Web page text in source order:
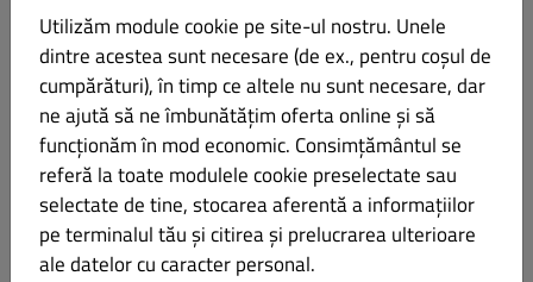
Umsatzsteuergesetz:
VAT:
ggf. Geschäftsführer:
Verantwortlicher gemäß § 55 Abs.2 RStV
Plattform der EU-Kommission zur Online-
Utilizăm module cookie pe site-ul nostru. Unele
dintre acestea sunt necesare (de ex., pentru coșul de
cumpărături), în timp ce altele nu sunt necesare, dar
ne ajută să ne îmbunătățim oferta online și să
funcționăm în mod economic. Consimțământul se
referă la toate modulele cookie preselectate sau
selectate de tine, stocarea aferentă a informațiilor
pe terminalul tău și citirea și prelucrarea ulterioare
ale datelor cu caracter personal.